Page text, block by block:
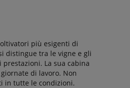
più esigenti di
distingue tra le vigne e gli
La sua cabina
di lavoro. Non
in tutte le condizioni.